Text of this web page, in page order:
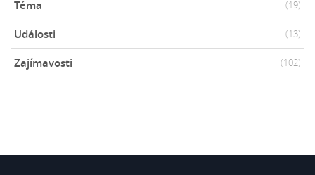
Téma (19)
Události (13)
Zajímavosti (102)